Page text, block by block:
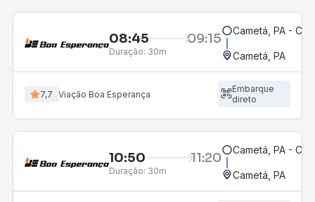
08:45 09:15
Duração: 30m
Cametá, PA -
Cametá, PA
7,7 Viação Boa Esperança
Embarque
direto
10:50 11:20
Duração: 30m
Cametá, PA -
Cametá, PA